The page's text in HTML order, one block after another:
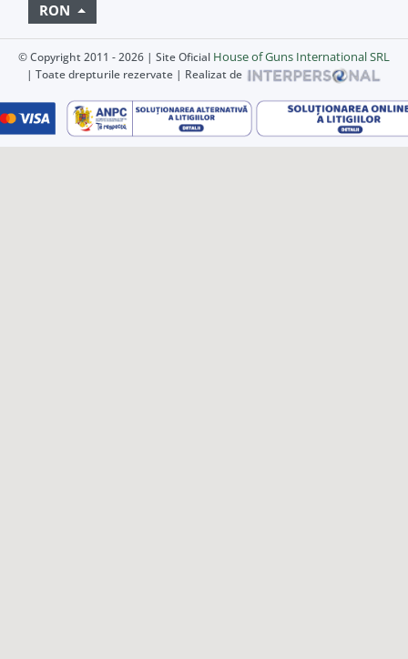
RON
© Copyright 2011 - 2026 | Site Oficial House of Guns International SRL
| Toate drepturile rezervate | Realizat de